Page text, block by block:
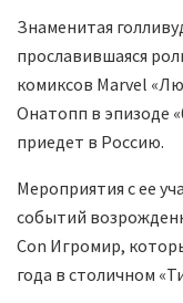
Знаменитая
прославившаяся
комиксов Marvel
Онатопп в эпизоде
приедет в Россию.
Мероприятия с ее
событий
Con Игромир,
года в столичном